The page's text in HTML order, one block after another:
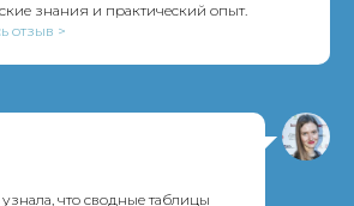
знания и практический опыт.
отзыв >
что сводные таблицы